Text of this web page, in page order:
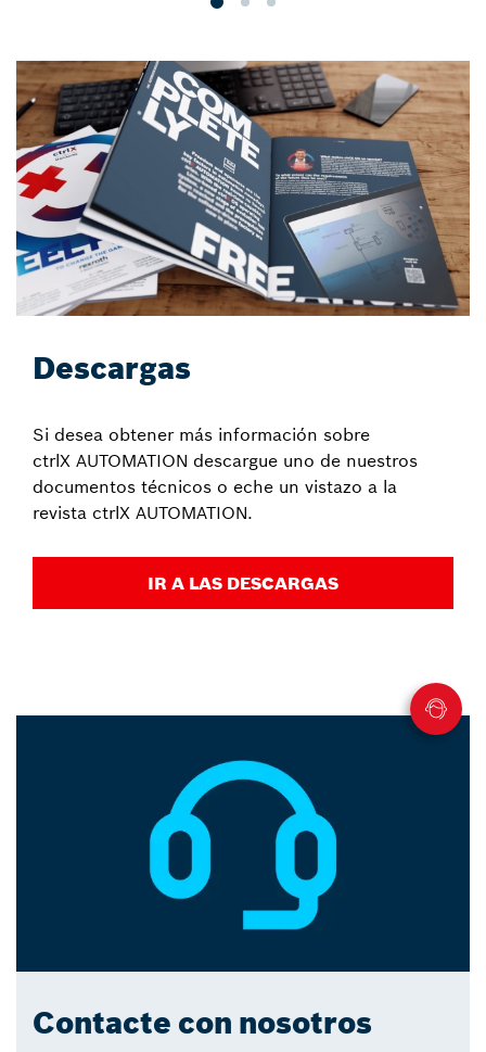
Descargas
Si desea obtener más información sobre
ctrlX AUTOMATION descargue uno de nuestros
documentos técnicos o eche un vistazo a la
revista ctrlX AUTOMATION.
IR A LAS DESCARGAS
Contacte con nosotros